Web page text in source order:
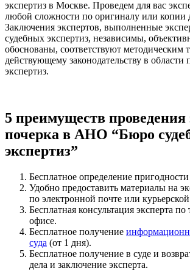
экспертиз в Москве. Проведем для вас
любой сложности по оригиналу или копии
Заключения экспертов, выполненные
судебных экспертиз, независимы,
обоснованы, соответствуют методическим
действующему законодательству в области
экспертиз.
5 преимуществ проведения
почерка в АНО “Бюро
экспертиз”
Бесплатное определение
Удобно предоставить материалы на
по электронной почте или
Бесплатная консультация эксперта
офисе.
Бесплатное получение
суда (от 1 дня).
Бесплатное получение в суде и
дела и заключение эксперта.